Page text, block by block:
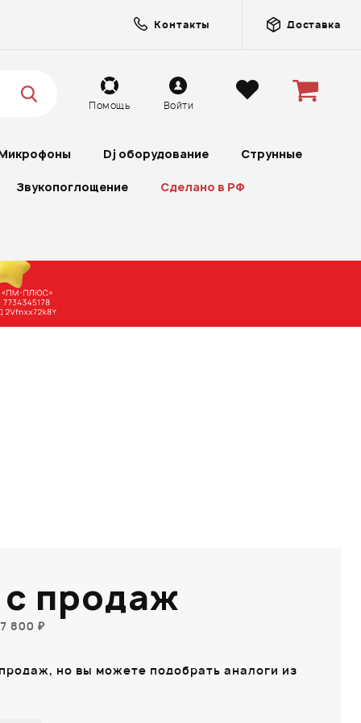
Контакты Доставка
Помощь Войти
Dj оборудование Струнные
Звукопоглощение Сделано в РФ
продаж
800 ₽
но вы можете подобрать аналоги из